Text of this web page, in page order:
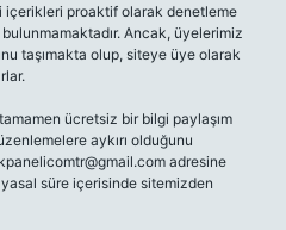
içerikleri proaktif olarak denetleme
Ancak, üyelerimiz
taşımakta olup, siteye üye olarak
ücretsiz bir bilgi paylaşım
aykırı olduğunu
adresine
süre içerisinde sitemizden